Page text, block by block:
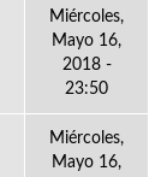
Miércoles,
Mayo 16,
2018 -
23:50
Miércoles,
Mayo 16,